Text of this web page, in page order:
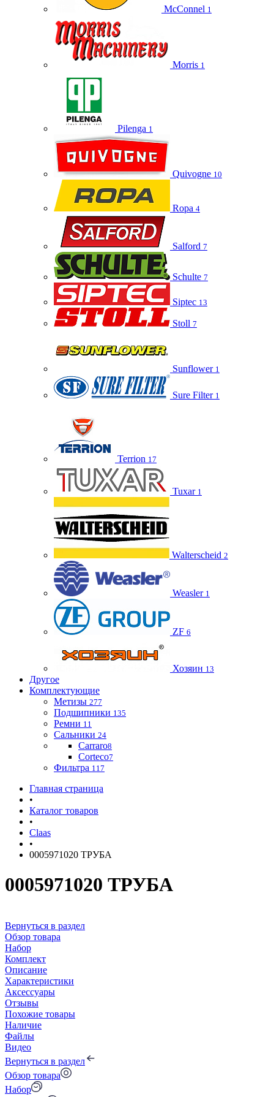
McConnel 1
Morris 1
Pilenga 1
Quivogne 10
Ropa 4
Salford 7
Schulte 7
Siptec 13
Stoll 7
Sunflower 1
Sure Filter 1
Terrion 17
Tuxar 1
Walterscheid 2
Weasler 1
ZF 6
Хозяин 13
Другое
Комплектующие
Метизы 277
Подшипники 135
Ремни 11
Сальники 24
Carraro8
Corteco7
Фильтра 117
Главная страница
•
Каталог товаров
•
Claas
•
0005971020 ТРУБА
0005971020 ТРУБА
Вернуться в раздел
Обзор товара
Набор
Комплект
Описание
Характеристики
Аксессуары
Отзывы
Похожие товары
Наличие
Файлы
Видео
Вернуться в раздел
Обзор товара
Набор